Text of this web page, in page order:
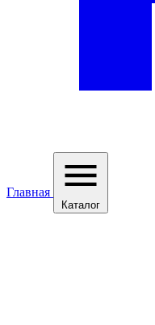
Главная
Каталог